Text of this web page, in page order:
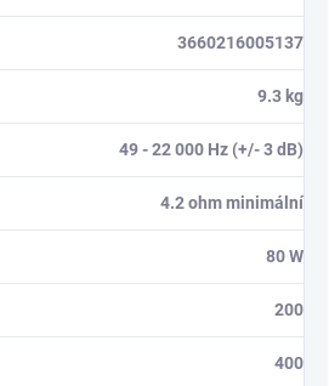
3660216005137
9.3 kg
49 - 22 000 Hz (+/- 3 dB)
4.2 ohm minimální
80 W
200
400